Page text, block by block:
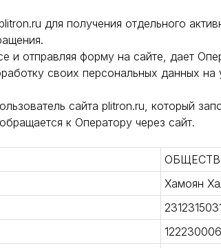
для получения отдельного
и отправляя форму на сайте, дает
своих персональных данных на
сайта plitron.ru, который
к Оператору через сайт.
Хамоян